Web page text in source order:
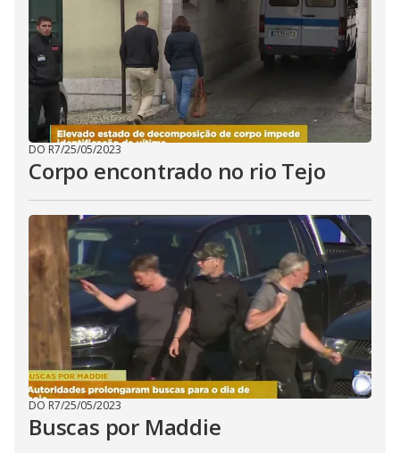
DO R7/25/05/2023
Corpo encontrado no rio Tejo
DO R7/25/05/2023
Buscas por Maddie